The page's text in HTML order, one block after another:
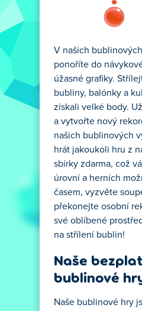
V našich
ponoříte do
úžasné grafiky.
bubliny, balónky a
získali velké body.
a vytvořte nový
našich bublinových
hrát jakoukoli hru z
sbírky zdarma, což
úrovní a herních
časem, vyzvěte
překonejte osobní
své oblíbené
na střílení bublin!
Naše
bublinové
Naše bublinové hry